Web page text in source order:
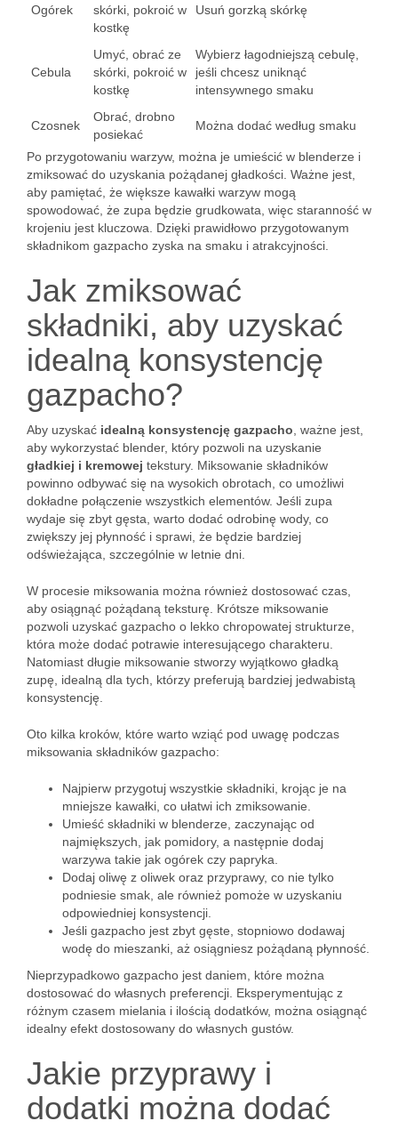
Ogórek
skórki, pokroić w
kostkę
Usuń gorzką skórkę
Cebula
Umyć, obrać ze
skórki, pokroić w
kostkę
Wybierz łagodniejszą cebulę,
jeśli chcesz uniknąć
intensywnego smaku
Czosnek
Obrać, drobno
posiekać
Można dodać według smaku
Po przygotowaniu warzyw, można je umieścić w blenderze i
zmiksować do uzyskania pożądanej gładkości. Ważne jest,
aby pamiętać, że większe kawałki warzyw mogą
spowodować, że zupa będzie grudkowata, więc staranność w
krojeniu jest kluczowa. Dzięki prawidłowo przygotowanym
składnikom gazpacho zyska na smaku i atrakcyjności.
Jak zmiksować
składniki, aby uzyskać
idealną konsystencję
gazpacho?
Aby uzyskać idealną konsystencję gazpacho , ważne jest,
aby wykorzystać blender, który pozwoli na uzyskanie
gładkiej i kremowej tekstury. Miksowanie składników
powinno odbywać się na wysokich obrotach, co umożliwi
dokładne połączenie wszystkich elementów. Jeśli zupa
wydaje się zbyt gęsta, warto dodać odrobinę wody, co
zwiększy jej płynność i sprawi, że będzie bardziej
odświeżająca, szczególnie w letnie dni.
W procesie miksowania można również dostosować czas,
aby osiągnąć pożądaną teksturę. Krótsze miksowanie
pozwoli uzyskać gazpacho o lekko chropowatej strukturze,
która może dodać potrawie interesującego charakteru.
Natomiast długie miksowanie stworzy wyjątkowo gładką
zupę, idealną dla tych, którzy preferują bardziej jedwabistą
konsystencję.
Oto kilka kroków, które warto wziąć pod uwagę podczas
miksowania składników gazpacho:
Najpierw przygotuj wszystkie składniki, krojąc je na
mniejsze kawałki, co ułatwi ich zmiksowanie.
Umieść składniki w blenderze, zaczynając od
najmiększych, jak pomidory, a następnie dodaj
warzywa takie jak ogórek czy papryka.
Dodaj oliwę z oliwek oraz przyprawy, co nie tylko
podniesie smak, ale również pomoże w uzyskaniu
odpowiedniej konsystencji.
Jeśli gazpacho jest zbyt gęste, stopniowo dodawaj
wodę do mieszanki, aż osiągniesz pożądaną płynność.
Nieprzypadkowo gazpacho jest daniem, które można
dostosować do własnych preferencji. Eksperymentując z
różnym czasem mielania i ilością dodatków, można osiągnąć
idealny efekt dostosowany do własnych gustów.
Jakie przyprawy i
dodatki można dodać